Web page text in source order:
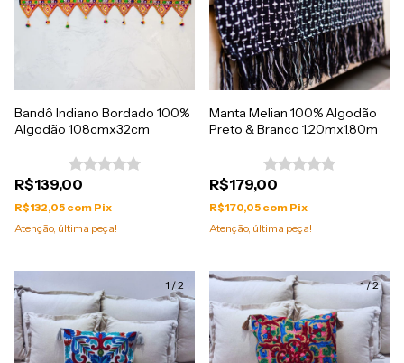
Bandô Indiano Bordado 100%
Algodão 108cmx32cm
R$139,00
R$132,05 com Pix
Atenção, última peça!
Manta Melian 100% Algodão
Preto & Branco 1.20mx1.80m
R$179,00
R$170,05 com Pix
Atenção, última peça!
1 /2 1/2